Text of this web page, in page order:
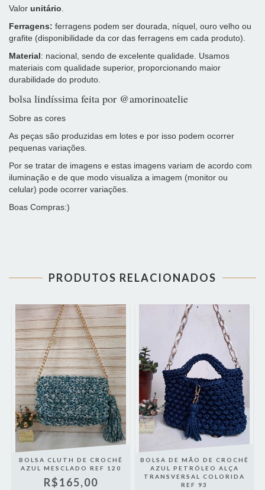
Valor unitário.
Ferragens: ferragens podem ser dourada, níquel, ouro velho ou
grafite (disponibilidade da cor das ferragens em cada produto).
Material: nacional, sendo de excelente qualidade. Usamos
materiais com qualidade superior, proporcionando maior
durabilidade do produto.
bolsa lindíssima feita por @amorinoatelie
Sobre as cores
As peças são produzidas em lotes e por isso podem ocorrer
pequenas variações.
Por se tratar de imagens e estas imagens variam de acordo com
iluminação e de que modo visualiza a imagem (monitor ou
celular) pode ocorrer variações.
Boas Compras:)
PRODUTOS RELACIONADOS
BOLSA CLUTH DE CROCHÊ
AZUL MESCLADO REF 120
R$165,00
BOLSA DE MÃO DE CROCHÊ
AZUL PETRÓLEO ALÇA
TRANSVERSAL COLORIDA
REF 93